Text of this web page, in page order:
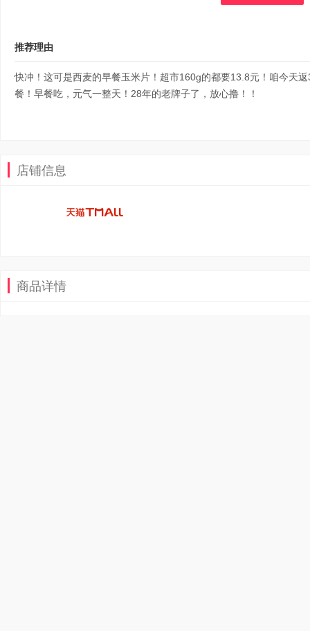
推荐理由
快冲！这可是西麦的早餐玉米片！超市160g的都要13.8元！咱今天
餐！早餐吃，元气一整天！28年的老牌子了，放心撸！！
店铺信息
商品详情